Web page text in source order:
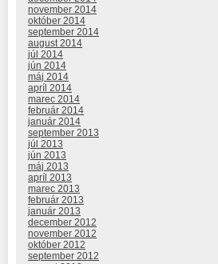
november 2014
október 2014
september 2014
august 2014
júl 2014
jún 2014
máj 2014
apríl 2014
marec 2014
február 2014
január 2014
september 2013
júl 2013
jún 2013
máj 2013
apríl 2013
marec 2013
február 2013
január 2013
december 2012
november 2012
október 2012
september 2012